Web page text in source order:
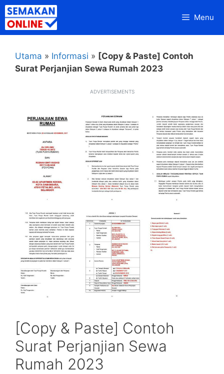
Skip
to
content
Menu
Utama » Informasi » [Copy & Paste] Contoh
Surat Perjanjian Sewa Rumah 2023
ADVERTISEMENTS
[Copy & Paste] Contoh
Surat Perjanjian Sewa
Rumah 2023